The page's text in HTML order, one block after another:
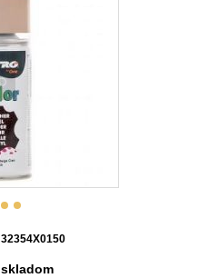
32354X0150
skladom